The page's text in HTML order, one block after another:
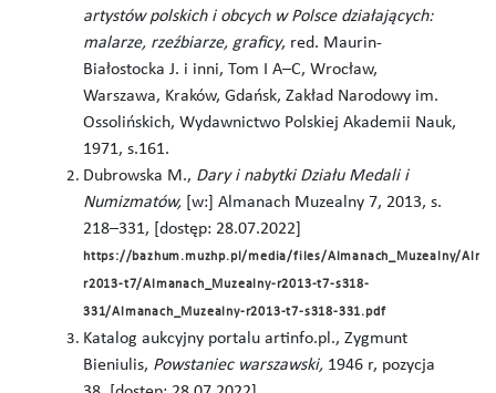
artystów polskich i obcych w Polsce działających:
malarze, rzeźbiarze, graficy, red. Maurin-
Białostocka J. i inni, Tom I A–C, Wrocław,
Warszawa, Kraków, Gdańsk, Zakład Narodowy im.
Ossolińskich, Wydawnictwo Polskiej Akademii Nauk,
1971, s.161.
Dubrowska M., Dary i nabytki Działu Medali i
Numizmatów, [w:] Almanach Muzealny 7, 2013, s.
218–331, [dostęp: 28.07.2022]
https://bazhum.muzhp.pl/media/files/Almanach_Muzealny/
r2013-t7/Almanach_Muzealny-r2013-t7-s318-
331/Almanach_Muzealny-r2013-t7-s318-331.pdf
Katalog aukcyjny portalu artinfo.pl., Zygmunt
Bieniulis, Powstaniec warszawski, 1946 r, pozycja